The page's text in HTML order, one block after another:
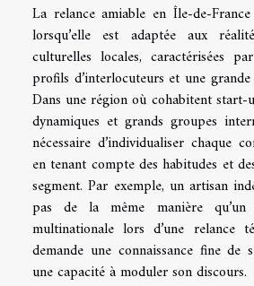
La relance amiable en Île-de-
lorsqu’elle est adaptée aux
culturelles locales, caractérisées
profils d’interlocuteurs et une
Dans une région où cohabitent start-
dynamiques et grands groupes
nécessaire d’individualiser chaque
en tenant compte des habitudes et
segment. Par exemple, un artisan
pas de la même manière qu’un
multinationale lors d’une relance
demande une connaissance fine de
une capacité à moduler son discours.